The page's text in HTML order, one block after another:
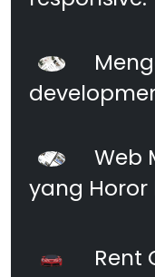
Web
yang
Rent